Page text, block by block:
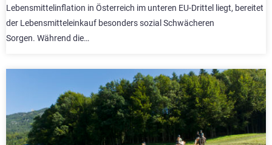
Lebensmittelinflation in Österreich im unteren EU-Drittel liegt, bereitet
der Lebensmitteleinkauf besonders sozial Schwächeren
Sorgen. Während die…